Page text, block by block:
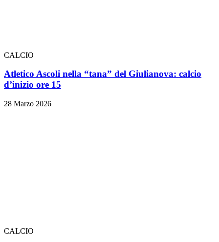
CALCIO
Atletico Ascoli nella “tana” del Giulianova: calcio
d’inizio ore 15
28 Marzo 2026
CALCIO